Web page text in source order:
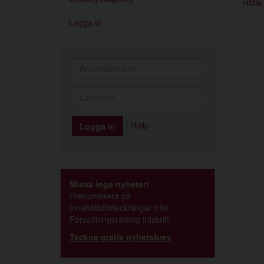
Logga in
Hjälp
Missa inga nyheter!
Prenumerera på
innehållsförteckningar från
Förvaltningsrättslig tidskrift.
Teckna gratis nyhetsbrev